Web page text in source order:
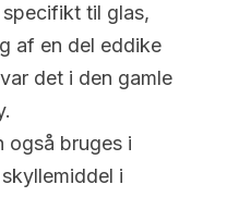
til glas,
af en del eddike
det i den gamle
også bruges i
i